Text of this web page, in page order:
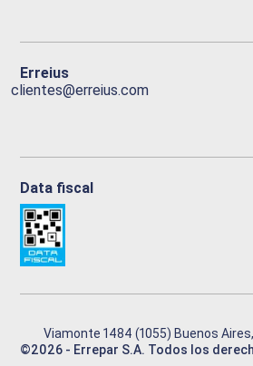
Erreius
clientes@erreius.com
Data fiscal
Viamonte 1484 (1055) Buenos
©2026 - Errepar S.A. Todos los